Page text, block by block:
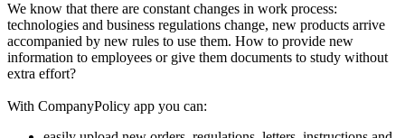
We know that there are constant changes in work process:
technologies and business regulations change, new products arrive
accompanied by new rules to use them. How to provide new
information to employees or give them documents to study without
extra effort?
With CompanyPolicy app you can: